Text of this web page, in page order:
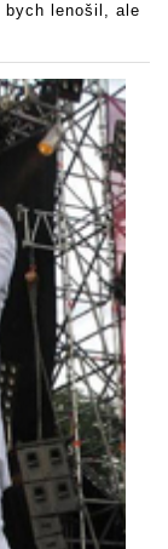
bych lenošil, ale